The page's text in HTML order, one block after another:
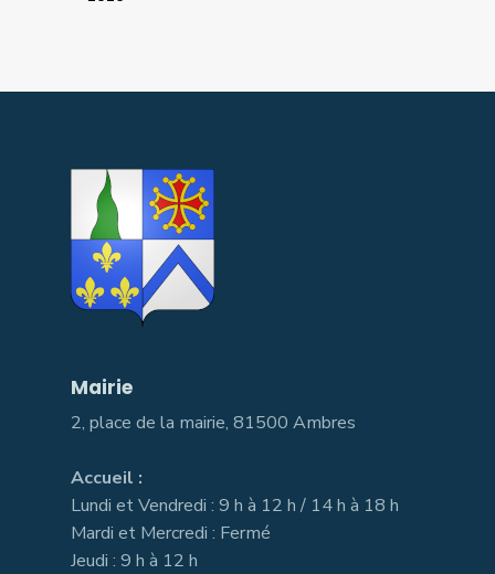
Mairie
2, place de la mairie, 81500 Ambres
Accueil :
Lundi et Vendredi : 9 h à 12 h / 14 h à 18 h
Mardi et Mercredi : Fermé
Jeudi : 9 h à 12 h